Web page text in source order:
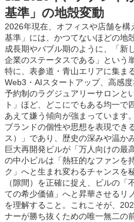
基準」の地殻変動
2026年現在、オフィスや店舗を
基準」には、かつてないほどの地
成長期やバブル期のように、「新
企業のステータスである」という
特に、表参道・青山エリアに集ま
Web3・AIスタートアップ、高感
予約制のラグジュアリーサロンと
ト」ほど、どこにでもある均一で
あえて嫌う傾向が強まっています
ブランドの個性や思想を表現でき
ス）」であり、歴史の深みや温か
巨大再開発ビルが「万人向けの最
の中小ビルは「熱狂的なファンを
ク」へと生まれ変わるチャンスを
（隙間）を正確に捉え、ビルの
ての希少価値」へと昇華させるリ
を理解すること。これこそが、
ナーが勝ち抜くための唯一無二の